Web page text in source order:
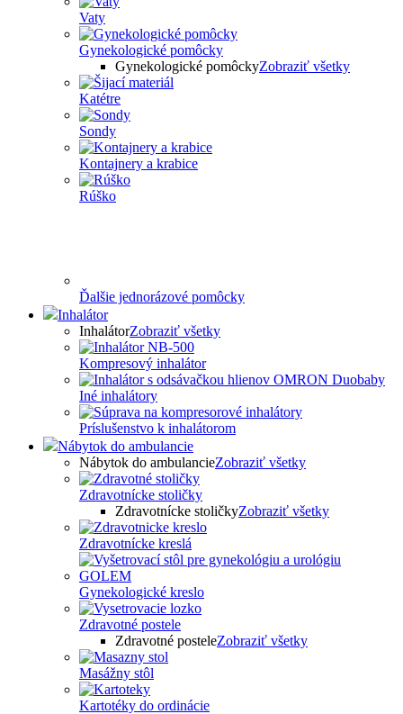
Vaty
Gynekologické pomôcky
Gynekologické pomôckyZobraziť všetky
Katétre
Sondy
Kontajnery a krabice
Rúško
Ďalšie jednorázové pomôcky
Inhalátor
InhalátorZobraziť všetky
Kompresový inhalátor
Iné inhalátory
Príslušenstvo k inhalátorom
Nábytok do ambulancie
Nábytok do ambulancieZobraziť všetky
Zdravotnícke stoličky
Zdravotnícke stoličkyZobraziť všetky
Zdravotnícke kreslá
Gynekologické kreslo
Zdravotné postele
Zdravotné posteleZobraziť všetky
Masážny stôl
Kartotéky do ordinácie